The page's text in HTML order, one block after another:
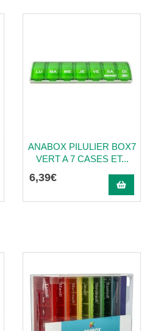
ANABOX PILULIER BOX7
VERT A 7 CASES ET...
6,39€